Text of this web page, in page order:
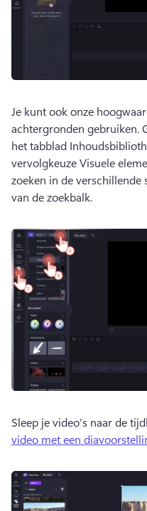
Je kunt ook onze
achtergronden gebruiken.
het tabblad
vervolgkeuze Visuele
zoeken in de
van de zoekbalk.
Sleep je video's naar de
video met een